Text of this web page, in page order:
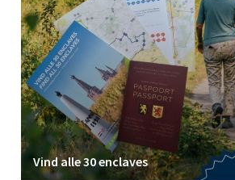
Vind alle 30 enclaves